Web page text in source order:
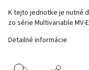
K tejto jednotke je nutné
zo série Multivariable MV-
Detailné informácie